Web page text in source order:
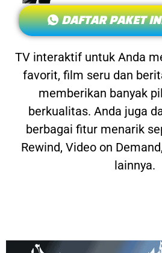
DAFTAR PAKET
TV interaktif untuk Anda
favorit, film seru dan
memberikan banyak
berkualitas. Anda juga
berbagai fitur menarik
Rewind, Video on
lainnya.